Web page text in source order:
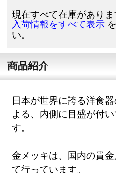
現在すべて在庫がありま
入荷情報をすべて表示
い。
商品紹介
日本が世界に誇る洋食
よる、内側に目盛が付
す。
金メッキは、国内の貴
て行っています。